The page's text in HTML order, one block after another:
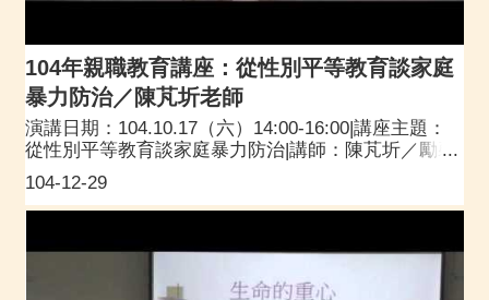
104年親職教育講座：從性別平等教育談家庭
暴力防治／陳芃圻老師
104-12-29
演講日期：104.10.17（六）14:00-16:00|講座主題：
從性別平等教育談家庭暴力防治|講師：陳芃圻／勵馨
基金會桃園分事務所督導